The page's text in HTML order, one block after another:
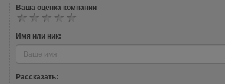
Ваша оценка компании
Имя или ник:
Рассказать: